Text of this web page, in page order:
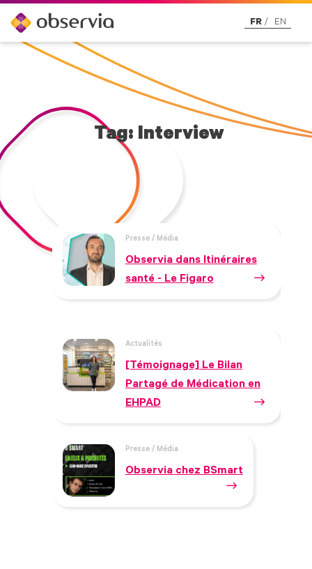
FR EN
Tag: Interview
Presse / Média
Observia dans Itinéraires
santé - Le Figaro
Actualités
[Témoignage] Le Bilan
Partagé de Médication en
EHPAD
Presse / Média
Observia chez BSmart